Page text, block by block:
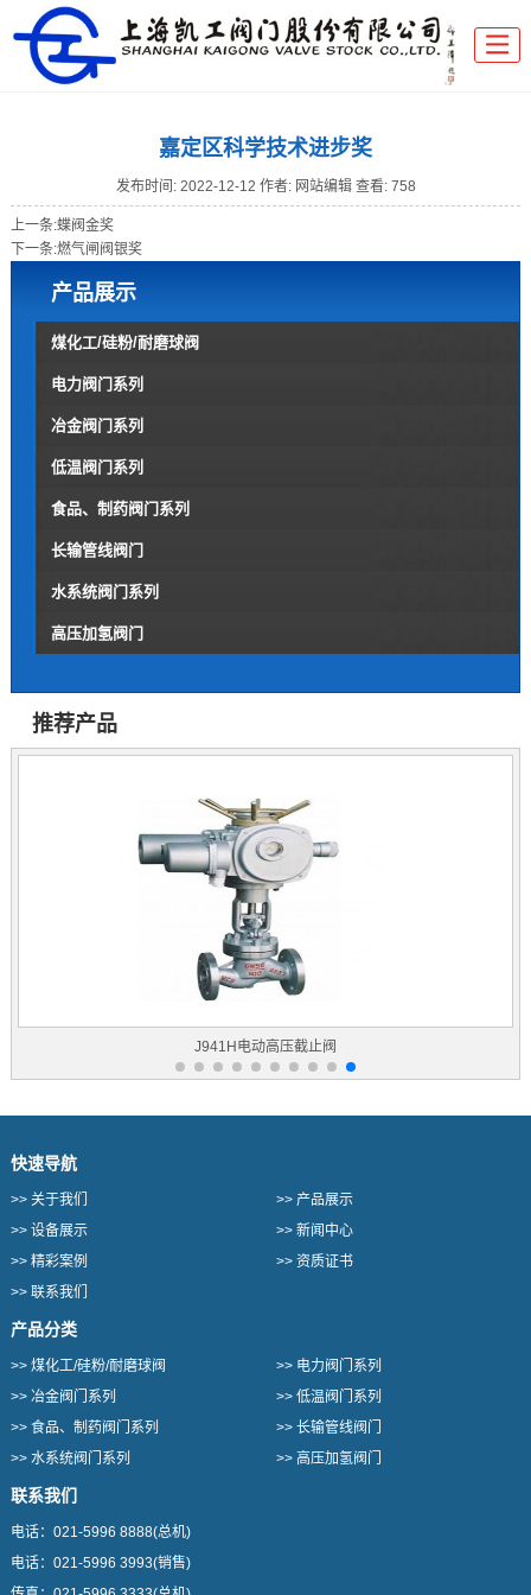
嘉定区科学技术进步奖
发布时间: 2022-12-12 作者: 网站编辑 查看: 758
上一条:蝶阀金奖
下一条:燃气闸阀银奖
产品展示
煤化工/硅粉/耐磨球阀
电力阀门系列
冶金阀门系列
低温阀门系列
食品、制药阀门系列
长输管线阀门
水系统阀门系列
高压加氢阀门
推荐产品
J941H电动高压截止阀
快速导航
>> 关于我们 >> 产品展示
>> 设备展示 >> 新闻中心
>> 精彩案例 >> 资质证书
>> 联系我们
产品分类
>> 煤化工/硅粉/耐磨球阀 >> 电力阀门系列
>> 冶金阀门系列 >> 低温阀门系列
>> 食品、制药阀门系列 >> 长输管线阀门
>> 水系统阀门系列 >> 高压加氢阀门
联系我们
电话： 021-5996 8888(总机)
电话： 021-5996 3993(销售)